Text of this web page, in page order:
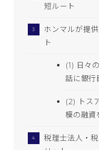
短ルート
ホンマルが提
ト
(1) 日々
話に銀行
(2) トス
模の融資
税理士法人・